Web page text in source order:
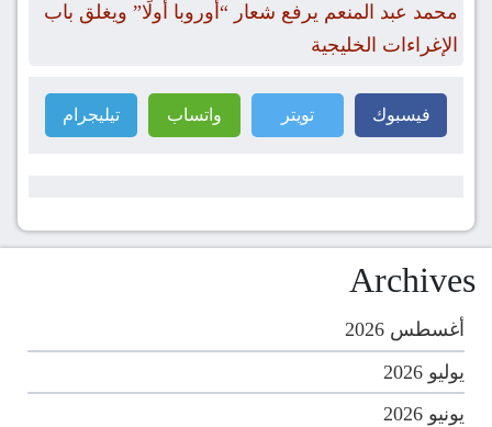
محمد عبد المنعم يرفع شعار “أوروبا أولًا” ويغلق باب
الإغراءات الخليجية
فيسبوك تويتر واتساب تيليجرام
Archives
أغسطس 2026
يوليو 2026
يونيو 2026